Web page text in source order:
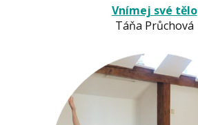
Vnímej své tělo
Táňa Průchová